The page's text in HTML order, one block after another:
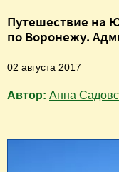
Путешествие на
по Воронежу.
02 августа 2017
Автор: Анна